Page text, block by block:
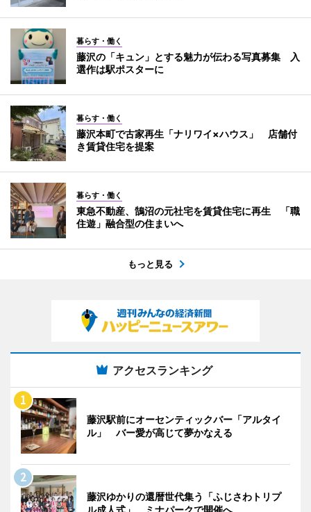
暮らす・働く
藤沢の「キュン」とする魅力が伝わる写真募集 入
選作は駅ポスターに
暮らす・働く
藤沢本町で古家再生「ナリワイ×ハウス」 店舗付
き賃貸住宅を提案
暮らす・働く
東急不動産、鵠沼の元社宅を賃貸住宅に再生 「職
住遊」融合型の住まいへ
もっと見る
アクセスランキング
藤沢駅前にオーセンティックバー「アルタイ
ル」 バー愛が高じて夢かなえる
藤沢ゆかりの還暦世代集う「ふじさわトリプ